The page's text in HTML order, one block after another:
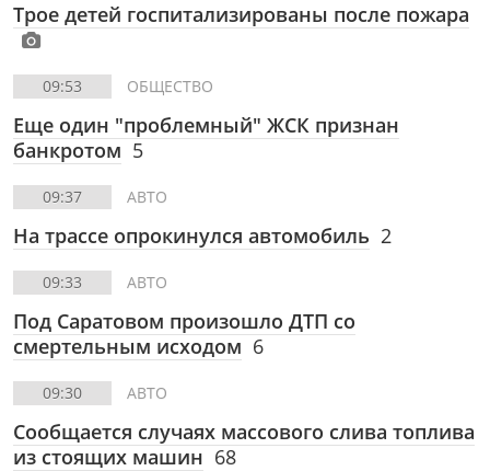
Трое детей госпитализированы после пожара
09:53 ОБЩЕСТВО
Еще один "проблемный" ЖСК признан
банкротом 5
09:37 АВТО
На трассе опрокинулся автомобиль 2
09:33 АВТО
Под Саратовом произошло ДТП со
смертельным исходом 6
09:30 АВТО
Сообщается случаях массового слива топлива
из стоящих машин 68